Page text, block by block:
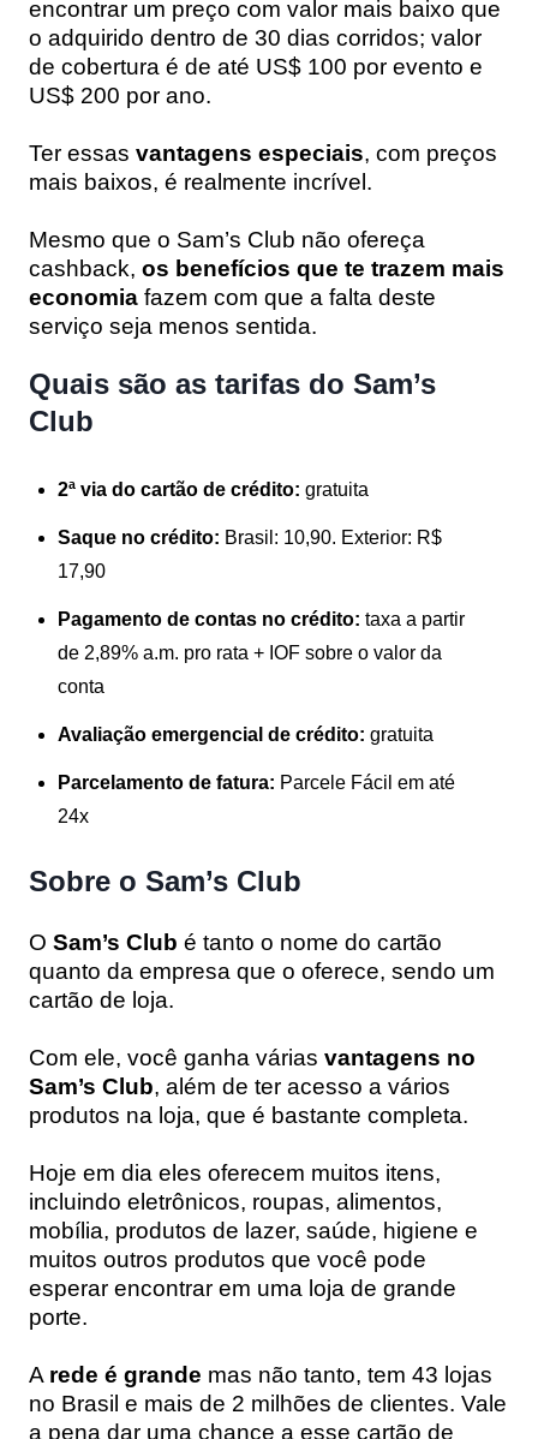
encontrar um preço com valor mais baixo que
o adquirido dentro de 30 dias corridos; valor
de cobertura é de até US$ 100 por evento e
US$ 200 por ano.
Ter essas vantagens especiais, com preços
mais baixos, é realmente incrível.
Mesmo que o Sam’s Club não ofereça
cashback, os benefícios que te trazem mais
economia fazem com que a falta deste
serviço seja menos sentida.
Quais são as tarifas do Sam’s
Club
2ª via do cartão de crédito: gratuita
Saque no crédito: Brasil: 10,90. Exterior: R$
17,90
Pagamento de contas no crédito: taxa a partir
de 2,89% a.m. pro rata + IOF sobre o valor da
conta
Avaliação emergencial de crédito: gratuita
Parcelamento de fatura: Parcele Fácil em até
24x
Sobre o Sam’s Club
O Sam’s Club é tanto o nome do cartão
quanto da empresa que o oferece, sendo um
cartão de loja.
Com ele, você ganha várias vantagens no
Sam’s Club, além de ter acesso a vários
produtos na loja, que é bastante completa.
Hoje em dia eles oferecem muitos itens,
incluindo eletrônicos, roupas, alimentos,
mobília, produtos de lazer, saúde, higiene e
muitos outros produtos que você pode
esperar encontrar em uma loja de grande
porte.
A rede é grande mas não tanto, tem 43 lojas
no Brasil e mais de 2 milhões de clientes. Vale
a pena dar uma chance a esse cartão de